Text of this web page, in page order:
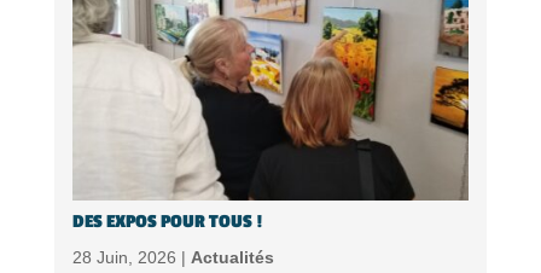
DES EXPOS POUR TOUS !
28 Juin, 2026 | Actualités